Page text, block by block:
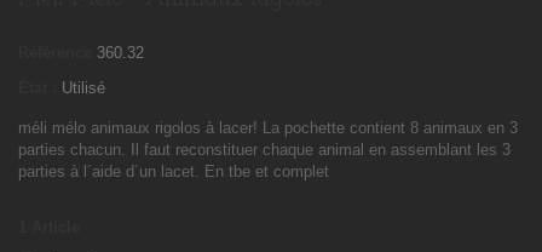
360.32
Utilisé
méli mélo animaux rigolos à lacer! La pochette contient 8 animaux en 3
parties chacun. Il faut reconstituer chaque animal en assemblant les 3
parties à l´aide d´un lacet. En tbe et complet